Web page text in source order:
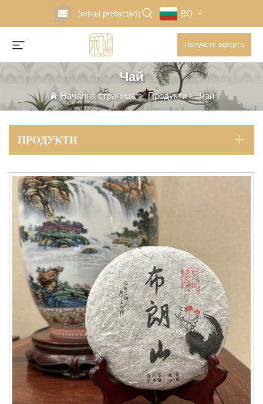
[email protected] BG
Получете оферта
Чай
Начална страница>Продукти>Чай
ПРОДУКТИ